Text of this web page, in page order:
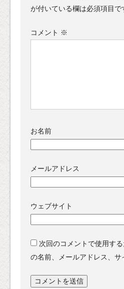
が付いている欄は必須項目で
コメント ※
お名前
メールアドレス
ウェブサイト
次回のコメントで使用す
の名前、メールアドレス、サ